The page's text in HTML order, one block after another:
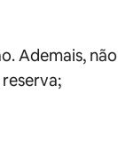
Ademais,